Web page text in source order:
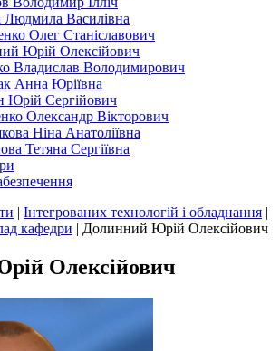
Василівна
Олег Станіславович
Юрій Олексійович
Владислав Володимирович
Анна Юріївна
Юрій Сергійович
Олександр Вікторович
Ніна Анатоліївна
Тетяна Сергіївна
| Інтегрованих технологій і обладнання |
кафедри | Долинний Юрій Олексійович
Олексійович